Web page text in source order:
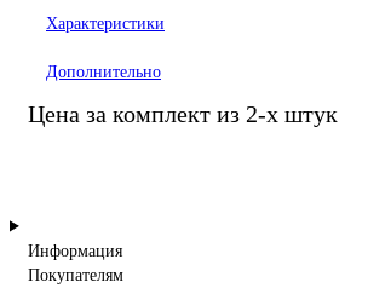
Характеристики
Дополнительно
Цена за комплект из 2-х штук
Информация
Покупателям